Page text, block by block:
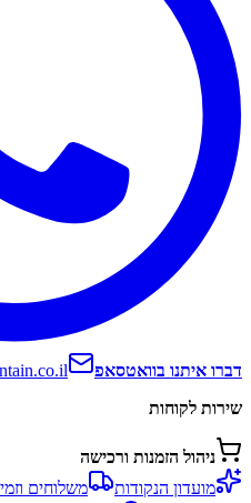
דברו איתנו בוואטסאפ
שירות לקוחות
ניהול הזמנות ורכישה
מועדון הנקודות
משלוחים